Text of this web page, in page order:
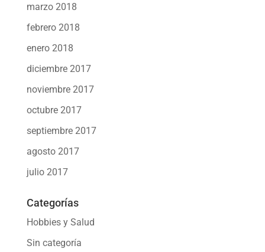
marzo 2018
febrero 2018
enero 2018
diciembre 2017
noviembre 2017
octubre 2017
septiembre 2017
agosto 2017
julio 2017
Categorías
Hobbies y Salud
Sin categoría